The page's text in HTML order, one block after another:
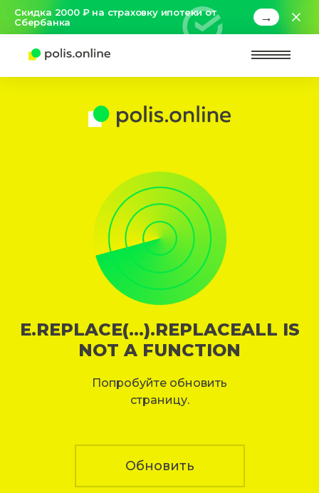
Скидка 2000 ₽ на страховку ипотеки от
Сбербанка
→
E.REPLACE(...).REPLACEALL IS
NOT A FUNCTION
Попробуйте обновить
страницу.
Обновить